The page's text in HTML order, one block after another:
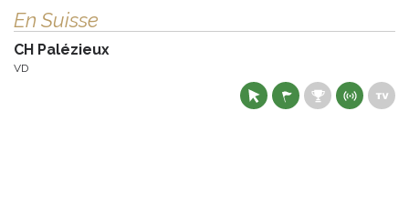
En Suisse
CH Palézieux
VD